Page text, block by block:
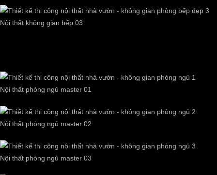
Nội thất không gian bếp 03
Nội thất phòng ngủ master 01
Nội thất phòng ngủ master 02
Nội thất phòng ngủ master 03